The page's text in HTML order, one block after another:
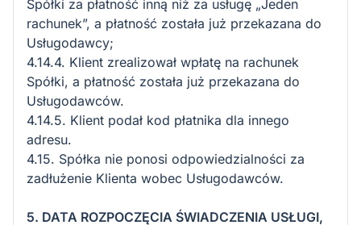
Spółki za płatność inną niż za usługę „Jeden
rachunek”, a płatność została już przekazana do
Usługodawcy;
4.14.4. Klient zrealizował wpłatę na rachunek
Spółki, a płatność została już przekazana do
Usługodawców.
4.14.5. Klient podał kod płatnika dla innego
adresu.
4.15. Spółka nie ponosi odpowiedzialności za
zadłużenie Klienta wobec Usługodawców.
5. DATA ROZPOCZĘCIA ŚWIADCZENIA USŁUGI,